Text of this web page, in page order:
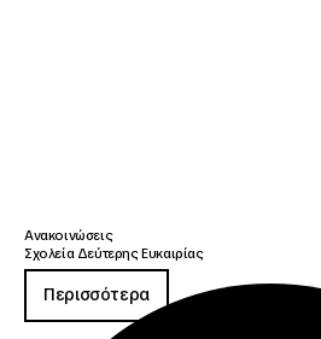
Ανακοινώσεις
Σχολεία Δεύτερης Ευκαιρίας
Περισσότερα